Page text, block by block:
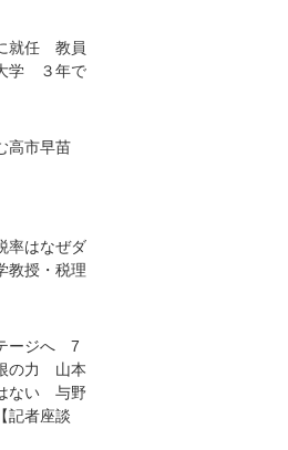
就任 教員
学 ３年で
高市早苗
率はなぜダ
教授・税理
ージへ 7
の力 山本
ない 与野
記者座談